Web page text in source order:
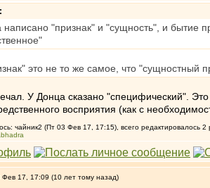
:
написано "признак" и "сущность", и бытие
это не то же самое, что "сущностный
У Донца сказано "специфический".
восприятия (как с
чайник2 (Пт 03 Фев 17, 17:15), всего редактировалось 2
17, 17:09 (10 лет тому назад)